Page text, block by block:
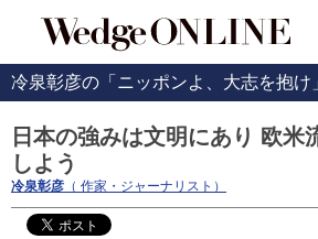
冷泉彰彦の「ニッポンよ、大志を抱け
日本の強みは文明にあり 欧米
しよう
冷泉彰彦 （ 作家・ジャーナリスト）